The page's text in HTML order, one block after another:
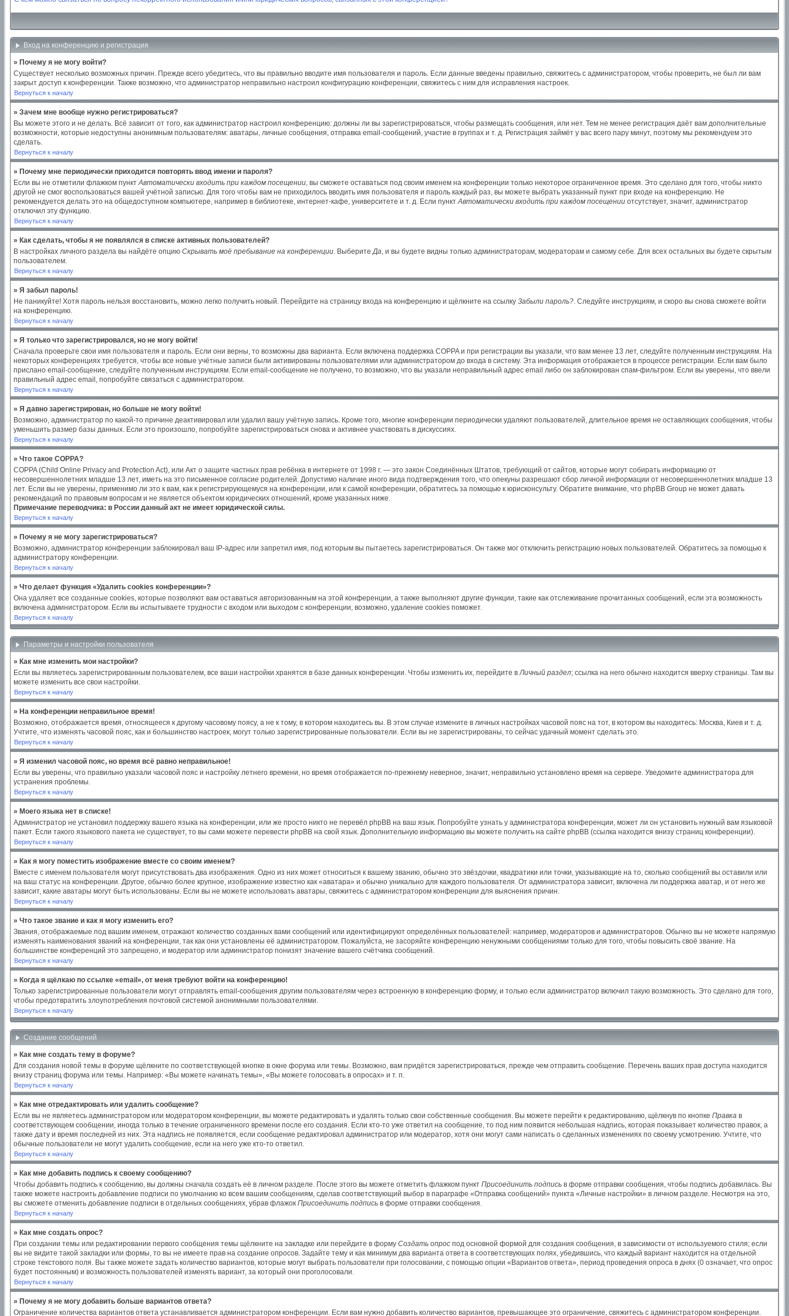
Вход на конференцию и регистрация
» Почему я не могу войти?
Существует несколько возможных причин. Прежде всего убедитесь, что вы правильно вводите имя пользователя и пароль. Если данные введены правильно, свяжитесь с администратором, чтобы проверить, не был ли вам
закрыт доступ к конференции. Также возможно, что администратор неправильно настроил конфигурацию конференции, свяжитесь с ним для исправления настроек.
Вернуться к началу
» Зачем мне вообще нужно регистрироваться?
Вы можете этого и не делать. Всё зависит от того, как администратор настроил конференцию: должны ли вы зарегистрироваться, чтобы размещать сообщения, или нет. Тем не менее регистрация даёт вам дополнительные
возможности, которые недоступны анонимным пользователям: аватары, личные сообщения, отправка email-сообщений, участие в группах и т. д. Регистрация займёт у вас всего пару минут, поэтому мы рекомендуем это
сделать.
Вернуться к началу
» Почему мне периодически приходится повторять ввод имени и пароля?
Если вы не отметили флажком пунктАвтоматически входить при каждом посещении, вы сможете оставаться под своим именем на конференции только некоторое ограниченное время. Это сделано для того, чтобы никто
другой не смог воспользоваться вашей учётной записью. Для того чтобы вам не приходилось вводить имя пользователя и пароль каждый раз, вы можете выбрать указанный пункт при входе на конференцию. Не
рекомендуется делать это на общедоступном компьютере, например в библиотеке, интернет-кафе, университете и т. д. Если пунктАвтоматически входить при каждом посещении отсутствует, значит, администратор
отключил эту функцию.
Вернуться к началу
» Как сделать, чтобы я не появлялся в списке активных пользователей?
В настройках личного раздела вы найдёте опцию Скрывать моё пребывание на конференции. ВыберитеДа, и вы будете видны только администраторам, модераторам и самому себе. Для всех остальных вы будете скрытым
пользователем.
Вернуться к началу
» Я забыл пароль!
Не паникуйте! Хотя пароль нельзя восстановить, можно легко получить новый. Перейдите на страницу входа на конференцию и щёлкните на ссылку Забыли пароль?. Следуйте инструкциям, и скоро вы снова сможете войти
на конференцию.
Вернуться к началу
» Я только что зарегистрировался, но не могу войти!
Сначала проверьте свои имя пользователя и пароль. Если они верны, то возможны два варианта. Если включена поддержка COPPA и при регистрации вы указали, что вам менее 13 лет, следуйте полученным инструкциям. На
некоторых конференциях требуется, чтобы все новые учётные записи были активированы пользователями или администратором до входа в систему. Эта информация отображается в процессе регистрации. Если вам было
прислано email-сообщение, следуйте полученным инструкциям. Если email-сообщение не получено, то возможно, что вы указали неправильный адрес email либо он заблокирован спам-фильтром. Если вы уверены, что ввели
правильный адрес email, попробуйте связаться с администратором.
Вернуться к началу
» Я давно зарегистрирован, но больше не могу войти!
Возможно, администратор по какой-то причине деактивировал или удалил вашу учётную запись. Кроме того, многие конференции периодически удаляют пользователей, длительное время не оставляющих сообщения, чтобы
уменьшить размер базы данных. Если это произошло, попробуйте зарегистрироваться снова и активнее участвовать в дискуссиях.
Вернуться к началу
» Что такое COPPA?
COPPA (Child Online Privacy and Protection Act), или Акт о защите частных прав ребёнка в интернете от 1998 г. — это закон Соединённых Штатов, требующий от сайтов, которые могут собирать информацию от
несовершеннолетних младше 13 лет, иметь на это письменное согласие родителей. Допустимо наличие иного вида подтверждения того, что опекуны разрешают сбор личной информации от несовершеннолетних младше 13
лет. Если вы не уверены, применимо ли это к вам, как к регистрирующемуся на конференции, или к самой конференции, обратитесь за помощью к юрисконсульту. Обратите внимание, что phpBB Group не может давать
рекомендаций по правовым вопросам и не является объектом юридических отношений, кроме указанных ниже.
Примечание переводчика: в России данный акт не имеет юридической силы.
Вернуться к началу
» Почему я не могу зарегистрироваться?
Возможно, администратор конференции заблокировал ваш IP-адрес или запретил имя, под которым вы пытаетесь зарегистрироваться. Он также мог отключить регистрацию новых пользователей. Обратитесь за помощью к
администратору конференции.
Вернуться к началу
» Что делает функция «Удалить cookies конференции»?
Она удаляет все созданные cookies, которые позволяют вам оставаться авторизованным на этой конференции, а также выполняют другие функции, такие как отслеживание прочитанных сообщений, если эта возможность
включена администратором. Если вы испытываете трудности с входом или выходом с конференции, возможно, удаление cookies поможет.
Вернуться к началу
Параметры и настройки пользователя
» Как мне изменить мои настройки?
Если вы являетесь зарегистрированным пользователем, все ваши настройки хранятся в базе данных конференции. Чтобы изменить их, перейдите вЛичный раздел; ссылка на него обычно находится вверху страницы. Там вы
можете изменить все свои настройки.
Вернуться к началу
» На конференции неправильное время!
Возможно, отображается время, относящееся к другому часовому поясу, а не к тому, в котором находитесь вы. В этом случае измените в личных настройках часовой пояс на тот, в котором вы находитесь: Москва, Киев и т. д.
Учтите, что изменять часовой пояс, как и большинство настроек, могут только зарегистрированные пользователи. Если вы не зарегистрированы, то сейчас удачный момент сделать это.
Вернуться к началу
» Я изменил часовой пояс, но время всё равно неправильное!
Если вы уверены, что правильно указали часовой пояс и настройку летнего времени, но время отображается по-прежнему неверное, значит, неправильно установлено время на сервере. Уведомите администратора для
устранения проблемы.
Вернуться к началу
» Моего языка нет в списке!
Администратор не установил поддержку вашего языка на конференции, или же просто никто не перевёл phpBB на ваш язык. Попробуйте узнать у администратора конференции, может ли он установить нужный вам языковой
пакет. Если такого языкового пакета не существует, то вы сами можете перевести phpBB на свой язык. Дополнительную информацию вы можете получить на сайте phpBB (ссылка находится внизу страниц конференции).
Вернуться к началу
» Как я могу поместить изображение вместе со своим именем?
Вместе с именем пользователя могут присутствовать два изображения. Одно из них может относиться к вашему званию, обычно это звёздочки, квадратики или точки, указывающие на то, сколько сообщений вы оставили или
на ваш статус на конференции. Другое, обычно более крупное, изображение известно как «аватара» и обычно уникально для каждого пользователя. От администратора зависит, включена ли поддержка аватар, и от него же
зависит, какие аватары могут быть использованы. Если вы не можете использовать аватары, свяжитесь с администратором конференции для выяснения причин.
Вернуться к началу
» Что такое звание и как я могу изменить его?
Звания, отображаемые под вашим именем, отражают количество созданных вами сообщений или идентифицируют определённых пользователей: например, модераторов и администраторов. Обычно вы не можете напрямую
изменять наименования званий на конференции, так как они установлены её администратором. Пожалуйста, не засоряйте конференцию ненужными сообщениями только для того, чтобы повысить своё звание. На
большинстве конференций это запрещено, и модератор или администратор понизят значение вашего счётчика сообщений.
Вернуться к началу
» Когда я щёлкаю по ссылке «email», от меня требуют войти на конференцию!
Только зарегистрированные пользователи могут отправлять email-сообщения другим пользователям через встроенную в конференцию форму, и только если администратор включил такую возможность. Это сделано для того,
чтобы предотвратить злоупотребления почтовой системой анонимными пользователями.
Вернуться к началу
Создание сообщений
» Как мне создать тему в форуме?
Для создания новой темы в форуме щёлкните по соответствующей кнопке в окне форума или темы. Возможно, вам придётся зарегистрироваться, прежде чем отправить сообщение. Перечень ваших прав доступа находится
внизу страниц форума или темы. Например: «Вы можете начинать темы», «Вы можете голосовать в опросах» и т. п.
Вернуться к началу
» Как мне отредактировать или удалить сообщение?
Если вы не являетесь администратором или модератором конференции, вы можете редактировать и удалять только свои собственные сообщения. Вы можете перейти к редактированию, щёлкнув по кнопке Правка в
соответствующем сообщении, иногда только в течение ограниченного времени после его создания. Если кто-то уже ответил на сообщение, то под ним появится небольшая надпись, которая показывает количество правок, а
также дату и время последней из них. Эта надпись не появляется, если сообщение редактировал администратор или модератор, хотя они могут сами написать о сделанных изменениях по своему усмотрению. Учтите, что
обычные пользователи не могут удалить сообщение, если на него уже кто-то ответил.
Вернуться к началу
» Как мне добавить подпись к своему сообщению?
Чтобы добавить подпись к сообщению, вы должны сначала создать её в личном разделе. После этого вы можете отметить флажком пункт Присоединить подпись в форме отправки сообщения, чтобы подпись добавилась. Вы
также можете настроить добавление подписи по умолчанию ко всем вашим сообщениям, сделав соответствующий выбор в параграфе «Отправка сообщений» пункта «Личные настройки» в личном разделе. Несмотря на это,
вы сможете отменить добавление подписи в отдельных сообщениях, убрав флажок Присоединить подпись в форме отправки сообщения.
Вернуться к началу
» Как мне создать опрос?
При создании темы или редактировании первого сообщения темы щёлкните на закладке или перейдите в форму Создать опрос под основной формой для создания сообщения, в зависимости от используемого стиля; если
вы не видите такой закладки или формы, то вы не имеете прав на создание опросов. Задайте тему и как минимум два варианта ответа в соответствующих полях, убедившись, что каждый вариант находится на отдельной
строке текстового поля. Вы также можете задать количество вариантов, которые могут выбрать пользователи при голосовании, с помощью опции «Вариантов ответа», период проведения опроса в днях (0 означает, что опрос
будет постоянным) и возможность пользователей изменять вариант, за который они проголосовали.
Вернуться к началу
» Почему я не могу добавить больше вариантов ответа?
Ограничение количества вариантов ответа устанавливается администратором конференции. Если вам нужно добавить количество вариантов, превышающее это ограничение, свяжитесь с администратором конференции.